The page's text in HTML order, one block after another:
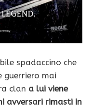
spadaccino che
guerriero mai
clan a lui viene
avversari rimasti in